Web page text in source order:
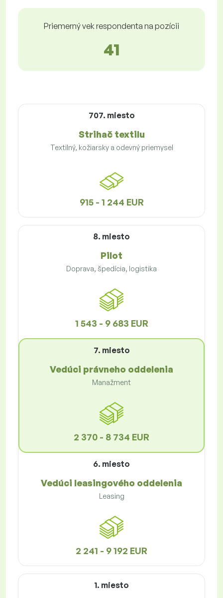
Priemerný vek respondenta na pozícii
41
707. miesto
Strihač textilu
Textilný, kožiarsky a odevný priemysel
915 - 1 244 EUR
8. miesto
Pilot
Doprava, špedícia, logistika
1 543 - 9 683 EUR
7. miesto
Vedúci právneho oddelenia
Manažment
2 370 - 8 734 EUR
6. miesto
Vedúci leasingového oddelenia
Leasing
2 241 - 9 192 EUR
1. miesto